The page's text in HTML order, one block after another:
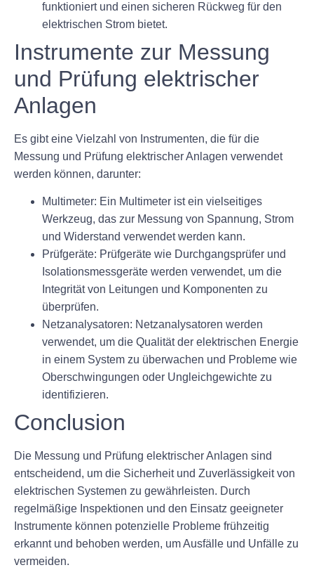
funktioniert und einen sicheren Rückweg für den
elektrischen Strom bietet.
Instrumente zur Messung
und Prüfung elektrischer
Anlagen
Es gibt eine Vielzahl von Instrumenten, die für die
Messung und Prüfung elektrischer Anlagen verwendet
werden können, darunter:
Multimeter: Ein Multimeter ist ein vielseitiges
Werkzeug, das zur Messung von Spannung, Strom
und Widerstand verwendet werden kann.
Prüfgeräte: Prüfgeräte wie Durchgangsprüfer und
Isolationsmessgeräte werden verwendet, um die
Integrität von Leitungen und Komponenten zu
überprüfen.
Netzanalysatoren: Netzanalysatoren werden
verwendet, um die Qualität der elektrischen Energie
in einem System zu überwachen und Probleme wie
Oberschwingungen oder Ungleichgewichte zu
identifizieren.
Conclusion
Die Messung und Prüfung elektrischer Anlagen sind
entscheidend, um die Sicherheit und Zuverlässigkeit von
elektrischen Systemen zu gewährleisten. Durch
regelmäßige Inspektionen und den Einsatz geeigneter
Instrumente können potenzielle Probleme frühzeitig
erkannt und behoben werden, um Ausfälle und Unfälle zu
vermeiden.